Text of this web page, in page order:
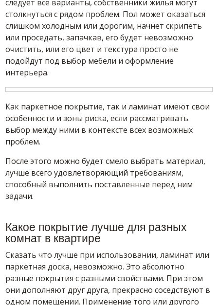
следует все варианты, собственники жилья могут
столкнуться с рядом проблем. Пол может оказаться
слишком холодным или дорогим, начнет скрипеть
или проседать, запачкав, его будет невозможно
очистить, или его цвет и текстура просто не
подойдут под выбор мебели и оформление
интерьера.
Как паркетное покрытие, так и ламинат имеют свои
особенности и зоны риска, если рассматривать
выбор между ними в контексте всех возможных
проблем.
После этого можно будет смело выбрать материал,
лучше всего удовлетворяющий требованиям,
способный выполнить поставленные перед ним
задачи.
Какое покрытие лучше для разных
комнат в квартире
Сказать что лучше при использовании, ламинат или
паркетная доска, невозможно. Это абсолютно
разные покрытия с разными свойствами. При этом
они дополняют друг друга, прекрасно соседствуют в
одном помещении. Применение того или другого